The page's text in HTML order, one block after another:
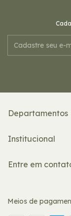
Departamentos
Institucional
Entre em
Meios de